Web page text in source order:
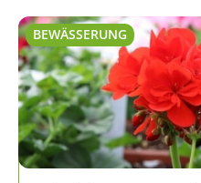
BEWÄSSERUNG